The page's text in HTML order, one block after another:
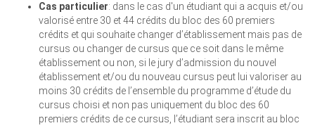
Cas particulier: dans le cas d'un étudiant qui a acquis et/ou
valorisé entre 30 et 44 crédits du bloc des 60 premiers
crédits et qui souhaite changer d’établissement mais pas de
cursus ou changer de cursus que ce soit dans le même
établissement ou non, si le jury d’admission du nouvel
établissement et/ou du nouveau cursus peut lui valoriser au
moins 30 crédits de l’ensemble du programme d’étude du
cursus choisi et non pas uniquement du bloc des 60
premiers crédits de ce cursus, l’étudiant sera inscrit au bloc